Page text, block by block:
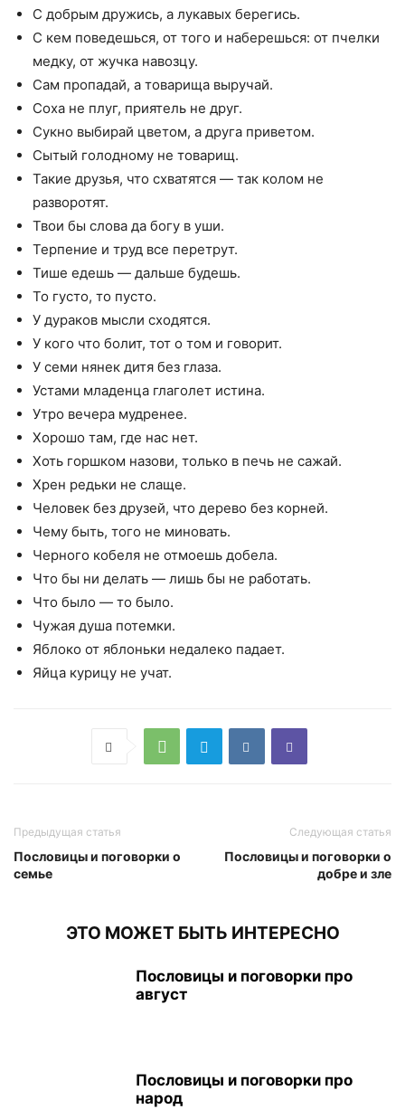
С добрым дружись, а лукавых берегись.
С кем поведешься, от того и наберешься: от пчелки
медку, от жучка навозцу.
Сам пропадай, а товарища выручай.
Соха не плуг, приятель не друг.
Сукно выбирай цветом, а друга приветом.
Сытый голодному не товарищ.
Такие друзья, что схватятся — так колом не
разворотят.
Твои бы слова да богу в уши.
Терпение и труд все перетрут.
Тише едешь — дальше будешь.
То густо, то пусто.
У дураков мысли сходятся.
У кого что болит, тот о том и говорит.
У семи нянек дитя без глаза.
Устами младенца глаголет истина.
Утро вечера мудренее.
Хорошо там, где нас нет.
Хоть горшком назови, только в печь не сажай.
Хрен редьки не слаще.
Человек без друзей, что дерево без корней.
Чему быть, того не миновать.
Черного кобеля не отмоешь добела.
Что бы ни делать — лишь бы не работать.
Что было — то было.
Чужая душа потемки.
Яблоко от яблоньки недалеко падает.
Яйца курицу не учат.
Предыдущая статья
Пословицы и поговорки о
семье
Следующая статья
Пословицы и поговорки о
добре и зле
ЭТО МОЖЕТ БЫТЬ ИНТЕРЕСНО
Пословицы и поговорки про
август
Пословицы и поговорки про
народ